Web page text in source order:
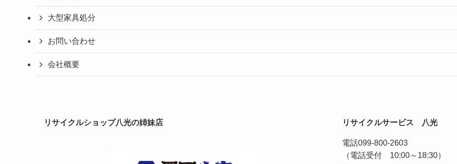
大型家具処分
お問い合わせ
会社概要
リサイクルショップ八光の姉妹店 リサイクルサービス 八光
電話099-800-2603
（電話受付 10:00～18:30）